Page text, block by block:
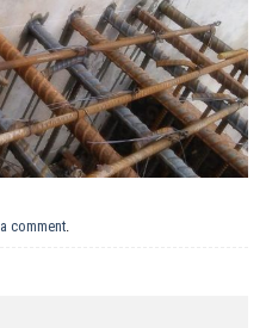
comment